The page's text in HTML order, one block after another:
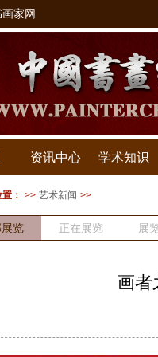
家网
资讯中心 学术知识
： >> 艺术新闻 >>
览 正在展览 展
画